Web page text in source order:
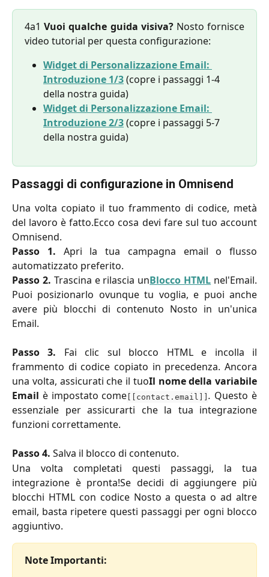
4a1Vuoi qualche guida visiva?Nosto fornisce
video tutorial per questa configurazione:
Widget di Personalizzazione Email:
Introduzione 1/3 (copre i passaggi 1-4
della nostra guida)
Widget di Personalizzazione Email:
Introduzione 2/3 (copre i passaggi 5-7
della nostra guida)
Passaggi di configurazione in Omnisend
Una volta copiato il tuo frammento di codice, metà
del lavoro è fatto.Ecco cosa devi fare sul tuo account
Omnisend.
Passo 1. Apri la tua campagna email o flusso
automatizzato preferito.
Passo 2. Trascina e rilascia unBlocco HTML nel'Email.
Puoi posizionarlo ovunque tu voglia, e puoi anche
avere più blocchi di contenuto Nosto in un'unica
Email.
Passo 3. Fai clic sul blocco HTML e incolla il
frammento di codice copiato in precedenza. Ancora
una volta, assicurati che il tuoIl nome della variabile
Email è impostato come [[contact.email]]. Questo è
essenziale per assicurarti che la tua integrazione
funzioni correttamente.
Passo 4. Salva il blocco di contenuto.
Una volta completati questi passaggi, la tua
integrazione è pronta!Se decidi di aggiungere più
blocchi HTML con codice Nosto a questa o ad altre
email, basta ripetere questi passaggi per ogni blocco
aggiuntivo.
Note Importanti: